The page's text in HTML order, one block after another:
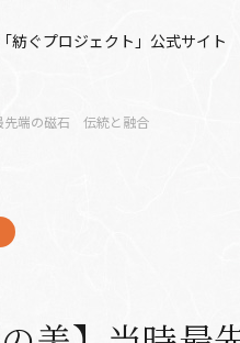
紡ぐプロジェクト」公式サイト
先端の磁石 伝統と融合